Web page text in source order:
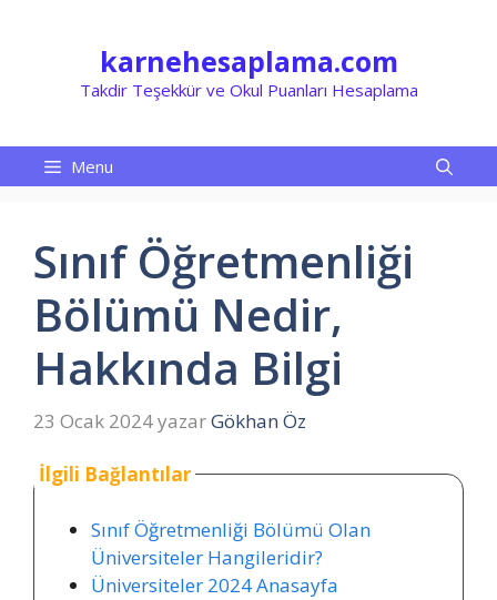
karnehesaplama.com
Takdir Teşekkür ve Okul Puanları Hesaplama
Menu
Sınıf Öğretmenliği
Bölümü Nedir,
Hakkında Bilgi
23 Ocak 2024yazarGökhan Öz
İlgili Bağlantılar
Sınıf Öğretmenliği Bölümü Olan
Üniversiteler Hangileridir?
Üniversiteler 2024 Anasayfa